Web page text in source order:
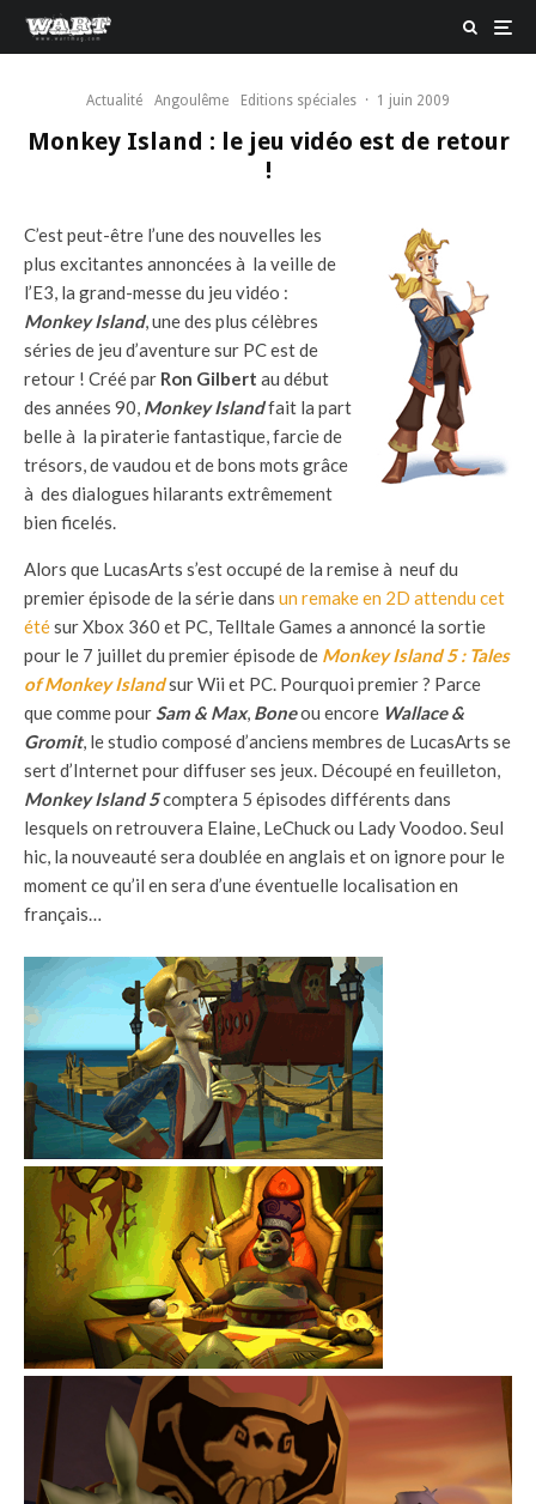
Actualité Angoulême Editions spéciales · 1 juin 2009
Monkey Island : le jeu vidéo est de retour
!
C’est peut-être l’une des nouvelles les
plus excitantes annoncées à la veille de
l’E3, la grand-messe du jeu vidéo :
Monkey Island, une des plus célèbres
séries de jeu d’aventure sur PC est de
retour ! Créé par Ron Gilbert au début
des années 90, Monkey Islandfait la part
belle à la piraterie fantastique, farcie de
trésors, de vaudou et de bons mots grâce
à des dialogues hilarants extrêmement
bien ficelés.
Alors que LucasArts s’est occupé de la remise à neuf du
premier épisode de la série dans un remake en 2D attendu cet
étésur Xbox 360 et PC, Telltale Games a annoncé la sortie
pour le 7 juillet du premier épisode de Monkey Island 5 : Tales
of Monkey Islandsur Wii et PC. Pourquoi premier ? Parce
que comme pourSam & Max, Boneou encore Wallace &
Gromit, le studio composé d’anciens membres de LucasArts se
sert d’Internet pour diffuser ses jeux. Découpé en feuilleton,
Monkey Island 5comptera 5 épisodes différents dans
lesquels on retrouvera Elaine, LeChuck ou Lady Voodoo. Seul
hic, la nouveauté sera doublée en anglais et on ignore pour le
moment ce qu’il en sera d’une éventuelle localisation en
français…